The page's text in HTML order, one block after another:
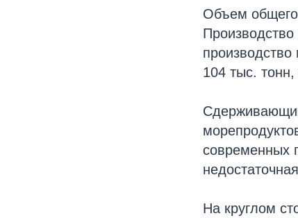
Объем общего
104 тыс.
современных
На круглом